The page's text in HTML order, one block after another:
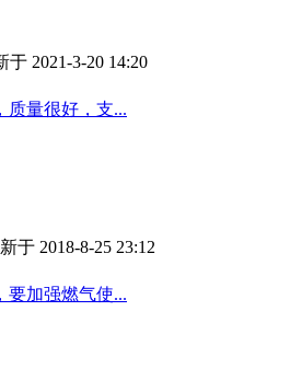
于 2021-3-20 14:20
质量很好，支...
于 2018-8-25 23:12
要加强燃气使...